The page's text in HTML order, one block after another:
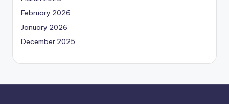
February 2026
January 2026
December 2025